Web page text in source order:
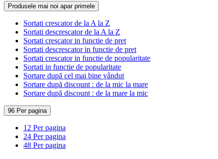
Produsele mai noi apar primele
Sortati crescator de la A la Z
Sortati descrescator de la A la Z
Sortati crescator in functie de pret
Sortati descrescator in functie de pret
Sortati crescator in functie de popularitate
Sortati in functie de popularitate
Sortare după cel mai bine vândut
Sortare după discount : de la mic la mare
Sortare după discount : de la mare la mic
96 Per pagina
12 Per pagina
24 Per pagina
48 Per pagina